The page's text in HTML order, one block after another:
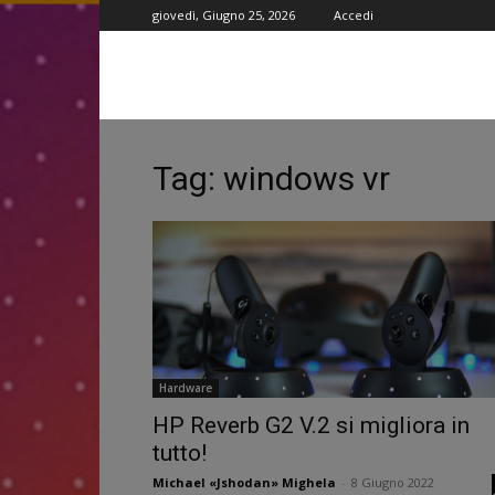
giovedì, Giugno 25, 2026 Accedi
Tag: windows vr
Hardware
HP Reverb G2 V.2 si migliora in
tutto!
Michael «Jshodan» Mighela 8 Giugno 2022